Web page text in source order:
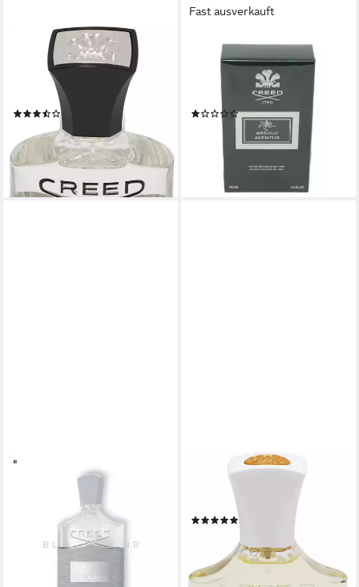
Eau de Parfum Millesime
Aventus, mit ansprechender
Komposition
ab 210,00 €
(4.200,00 €/ 1 l)
lieferbar - in 3-4 Werktagen bei dir
Fast ausverkauft
CREED
Eau de Parfum Creed Absolu
Aventus Eau de Parfum 100
(1)
ab 386,90 € UVP
449,95 €
(3.869,00 €/ 1 l)
lieferbar - in 2-3 Werktagen bei dir
Eau de Parfum CREED
Aventus Cologne Eau de
Parfum 100 ml, 1-tlg., EDP
293,61 €
Eau de Parfum Aventus for
Her, mit weicher Basisnote
(5.866,33 €/ 1 l)
lieferbar - in 1-2 Werktagen bei dir